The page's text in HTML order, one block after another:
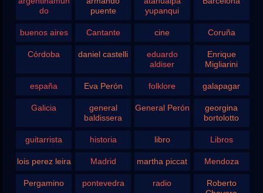
do
puente
yupanqui
buenos aires Cantante cine Coruña
Córdoba daniel castelli
eduardo
aldiser
Enrique
Migliarini
españa Eva Perón folklore galapagar
Galicia
general
baldissera
General Perón
georgina
bortolotto
guitarrista historia libro Libros
lois perez leira Madrid martha piccat Mendoza
Pergamino pontevedra radio
Roberto